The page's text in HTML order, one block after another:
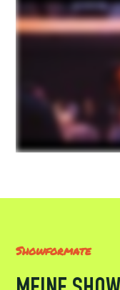
Showformate